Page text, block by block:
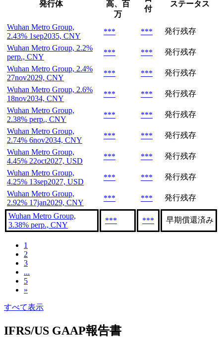
発行体
高、百
万
付
ステータス
Wuhan Metro Group,
2.43% 1sep2035, CNY
*** ***
発行残存
Wuhan Metro Group, 2.2%
perp., CNY
*** ***
発行残存
Wuhan Metro Group, 2.4%
27nov2029, CNY
*** ***
発行残存
Wuhan Metro Group, 2.6%
18nov2034, CNY
*** ***
発行残存
Wuhan Metro Group,
2.38% perp., CNY
*** ***
発行残存
Wuhan Metro Group,
2.74% 6nov2034, CNY
*** ***
発行残存
Wuhan Metro Group,
4.45% 22oct2027, USD
*** ***
発行残存
Wuhan Metro Group,
4.25% 13sep2027, USD
*** ***
発行残存
Wuhan Metro Group,
2.92% 17jan2029, CNY
*** *** 発行残存
Wuhan Metro Group,
3.38% perp., CNY
*** *** 早期償還済み
1
2
3
...
5
»
すべて表示
IFRS/US GAAP報告書